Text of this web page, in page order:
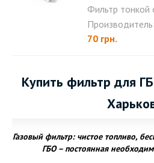
Фильтр тонкой
11х11 Bulpren
70 грн.
Купить фильтр для
Газовый фильтр: чистое топливо,
ГБО– постоянная